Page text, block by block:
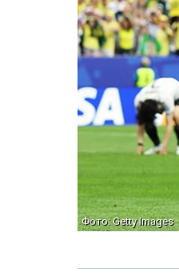
Фото: Getty Images